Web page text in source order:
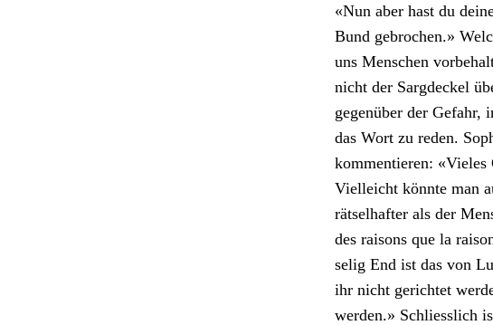
«Nun aber hast du
Bund gebrochen.»
uns Men­schen
nicht der Sargdeck­el
gegenüber der Gefahr,
das Wort zu reden.
kom­men­tieren:
Vielle­icht kön­nte man
rät­sel­hafter als der
des raisons que la
selig End ist das von
ihr nicht gerichtet
wer­den.» Schliesslich